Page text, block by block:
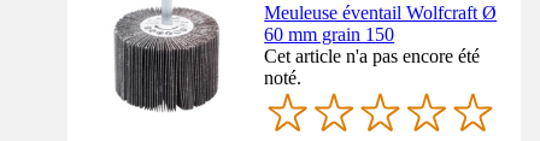
Meuleuse éventail Wolfcraft Ø
60 mm grain 150
Cet article n'a pas encore été
noté.